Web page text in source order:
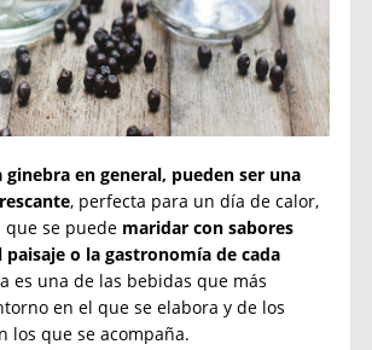
ginebra en general, pueden ser una
, perfecta para un día de calor,
que se puede maridar con sabores
paisaje o la gastronomía de cada
es una de las bebidas que más
en el que se elabora y de los
los que se acompaña.